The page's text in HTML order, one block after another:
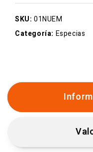
SKU: 01NUEM
Categoría: Especias